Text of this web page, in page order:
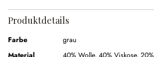
Produktdetails
Farbe
grau
Material
40% Wolle, 40% Viskose,